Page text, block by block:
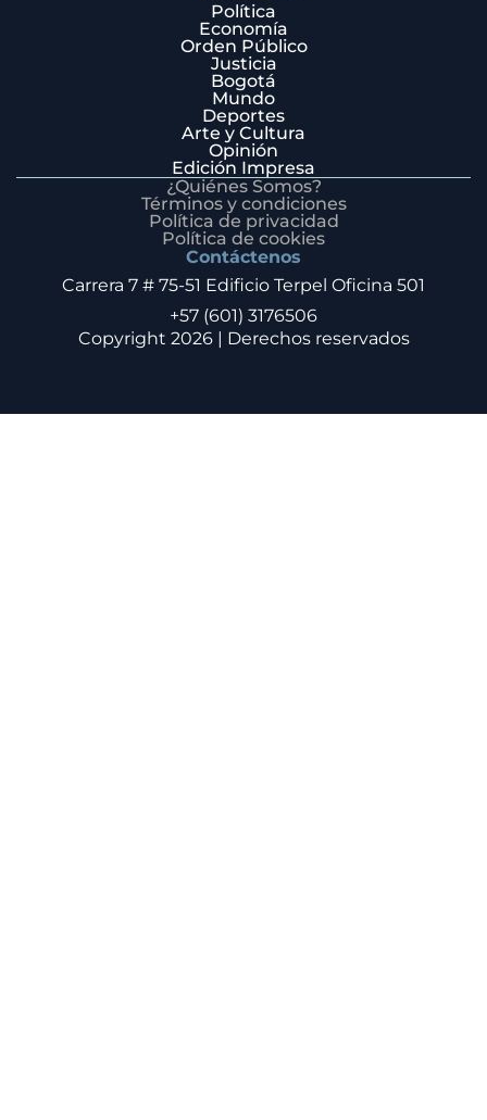
Política
Economía
Orden Público
Justicia
Bogotá
Mundo
Deportes
Arte y Cultura
Opinión
Edición Impresa
¿Quiénes Somos?
Términos y condiciones
Política de privacidad
Política de cookies
Contáctenos
Carrera 7 # 75-51 Edificio Terpel Oficina 501
+57 (601) 3176506
Copyright 2026 | Derechos reservados